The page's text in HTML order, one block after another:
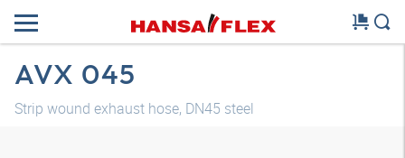
AVX 045
Strip wound exhaust hose, DN45 steel